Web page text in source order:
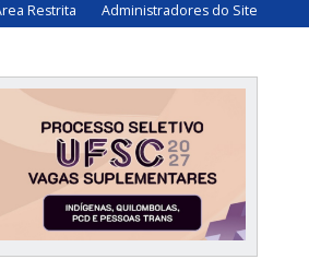
Restrita Administradores do Site